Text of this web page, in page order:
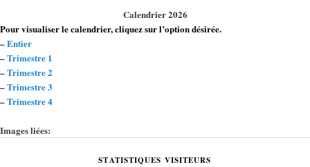
Calendrier 2026
Pour visualiser le calendrier, cliquez sur l’option désirée.
–Entier
–Trimestre 1
–Trimestre 2
–Trimestre 3
–Trimestre 4
Images liées:
STATISTIQUES VISITEURS